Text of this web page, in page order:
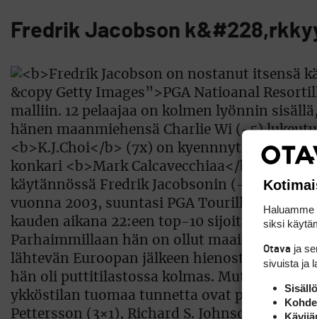
Fredrik Jacobson
Haluamme
siksi
Otava ja
sivuista ja